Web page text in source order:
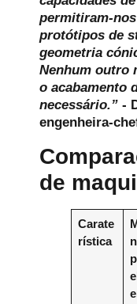
permitiram-
protótipos de
geometria
Nenhum outro
o acabamento
necessário.” -
engenheira-
de
Carate
rística